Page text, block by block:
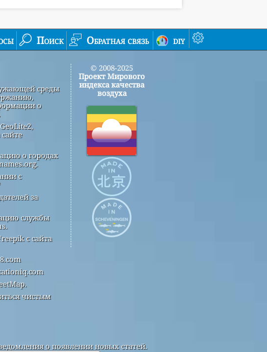
Поиск Обратная связь diy
среды
о
о городах
с
за
службы
с сайта
чистым
© 2008-2025
Проект Мирового
индекса качества
воздуха
о появлении новых статей.